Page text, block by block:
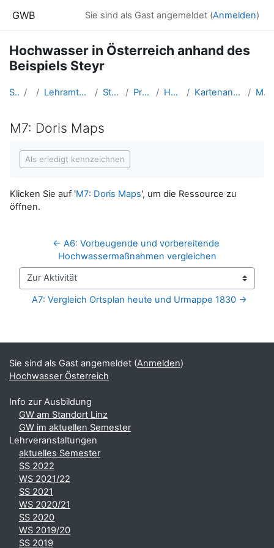
GWB Sie sind als Gast angemeldet (Anmelden)
Hochwasser in Österreich anhand des
Beispiels Steyr
Startseite Kurse Lehramtsausbildung GW im Cluster Österreich Mitte Studentische Lernkurse Praxis Distance Learning Hochwasser Österreich Kartenanalyse vorbereitende Hochwassermaßnahmen M7: Doris Maps
M7: Doris Maps
Als erledigt kennzeichnen
Klicken Sie auf 'M7: Doris Maps', um die Ressource zu
öffnen.
← A6: Vorbeugende und vorbereitende
Hochwassermaßnahmen vergleichen
Zur Aktivität
A7: Vergleich Ortsplan heute und Urmappe 1830 →
Ergänzungsblöcke
Sie sind als Gast angemeldet (Anmelden)
Hochwasser Österreich
Info zur Ausbildung
GW am Standort Linz
GW im aktuellen Semester
Lehrveranstaltungen
aktuelles Semester
SS 2022
WS 2021/22
SS 2021
WS 2020/21
SS 2020
WS 2019/20
SS 2019